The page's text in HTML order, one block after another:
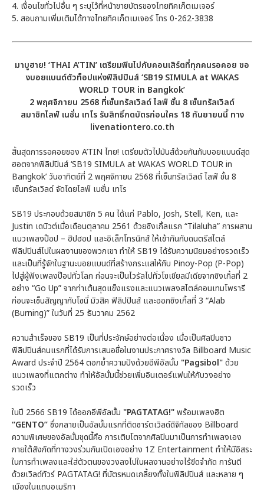
4. เงื่อนไขทั่วไปอื่น ๆ ระบุไว้ที่หน้าขายบัตรของไทยทิคเก็ตเมเจอร์
5. สอบถามเพิ่มเติมได้ทางไทยทิคเก็ตเมเจอร์ โทร 0-262-3838
มาบูฮาย! ‘THAI A’TIN’ เตรียมฟินไปกับคอนเสิร์ตที่ทุกคนรอคอย ขอ
งบอยแบนด์ตัวท็อปแห่งฟิลิปปินส์ ‘SB19 SIMULA at WAKAS
WORLD TOUR in Bangkok’
2 พฤศจิกายน 2568 ที่เซ็นทรัลเวิลด์ ไลฟ์ ชั้น 8 เซ็นทรัลเวิลด์
สมาชิกไลฟ์ เนชั่น เทโร รับสิทธิ์กดบัตรก่อนใคร 18 กันยายนนี้ ทาง
livenationtero.co.th
สิ้นสุดการรอคอยของ A’TIN ไทย! เตรียมตัวไปมันส์ด้วยกันกับบอยแบนด์สุด
ฮอตจากฟิลิปปินส์ ‘SB19 SIMULA at WAKAS WORLD TOUR in
Bangkok’ วันอาทิตย์ที่ 2 พฤศจิกายน 2568 ที่เซ็นทรัลเวิลด์ ไลฟ์ ชั้น 8
เซ็นทรัลเวิลด์ จัดโดยไลฟ์ เนชั่น เทโร
SB19 ประกอบด้วยสมาชิก 5 คน ได้แก่ Pablo, Josh, Stell, Ken, และ
Justin เดบิวต์เมื่อเดือนตุลาคม 2561 ด้วยซิงเกิ้ลแรก “Tilaluha” การผสาน
แนวเพลงป๊อป – ฮิปฮอป และอิเล็กโทรนิกส์ ให้เข้ากันกับดนตรีสไตล์
ฟิลิปปินส์ไปในผลงานของพวกเขา ทำให้ SB19 ได้รับความนิยมอย่างรวดเร็ว
และเป็นที่รู้จักในฐานะบอยแบนด์ที่สร้างกระแสให้กับ Pinoy-Pop (P-Pop)
ไปสู่ผู้ฟังเพลงป๊อปทั่วโลก ก่อนจะเป็นไวรัลไปทั่วโซเชียลมีเดียจากซิงเกิ้ลที่ 2
อย่าง “Go Up” จากท่าเต้นสุดแข็งแรงและแนวเพลงสไตล์คอนเทมโพรารี
ก่อนจะเซ็นสัญญากับโซนี่ มิวสิค ฟิลิปปินส์ และออกซิงเกิ้ลที่ 3 “Alab
(Burning)” ในวันที่ 25 ธันวาคม 2562
ความสำเร็จของ SB19 เป็นที่ประจักษ์อย่างต่อเนื่อง เมื่อเป็นศิลปินชาว
ฟิลิปปินส์คนแรกที่ได้รับการเสนอชื่อในงานประกาศรางวัล Billboard Music
Award ประจำปี 2564 ตอกย้ำความปังด้วยอีพีอัลบั้ม "Pagsibol"ด้วย
แนวเพลงที่แตกต่าง ทำให้อัลบั้มนี้ช่วยเพิ่มอินเตอร์แฟนให้กับวงอย่าง
รวดเร็ว
ในปี 2566 SB19 ได้ออกอีพีอัลบั้ม "PAGTATAG!"พร้อมเพลงฮิต
“GENTO”ซึ่งกลายเป็นอัลบั้มแรกที่ติดชาร์ตเวิลด์ดิจิทัลของ Billboard
ความพิเศษของอัลบั้มชุดนี้คือ การเติบโตจากศิลปินมาเป็นการทำเพลงเอง
ภายใต้สังกัดที่ทางวงร่วมกันเปิดเองอย่าง 1Z Entertainment ทำให้มีอิสระ
ในการทำเพลงและใส่ตัวตนของวงลงไปในผลงานอย่างไร้ขีดจำกัด การันตี
ด้วยเวิลด์ทัวร์ PAGTATAG! ที่บัตรหมดเกลี้ยงทั้งในฟิลิปปินส์ และหลาย ๆ
เมืองในแถบอเมริกา